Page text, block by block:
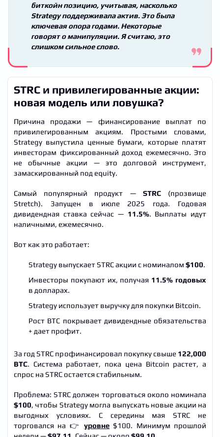
биткойн позицию, учитывая, насколько
Strategy поддерживала актив. Это была
ключевая опора годами. Некоторые
говорят о манипуляции. Я считаю, это
слишком сильное слово.
STRC и привилегированные акции:
новая модель или ловушка?
Причина продажи — финансирование выплат по
привилегированным акциям. Простыми словами,
Strategy выпустила ценные бумаги, которые платят
инвесторам фиксированный доход ежемесячно. Это
не обычные акции — это долговой инструмент,
замаскированный под equity.
Самый популярный продукт — STRC(прозвище
Stretch). Запущен в июле 2025 года. Годовая
дивидендная ставка сейчас — 11.5%. Выплаты идут
наличными, ежемесячно.
Вот как это работает:
Strategy выпускает STRC акции с номиналом $100.
Инвесторы покупают их, получая 11.5% годовых
в долларах.
Strategy использует выручку для покупки Bitcoin.
Рост BTC покрывает дивидендные обязательства
+ дает профит.
За год STRC профинансировал покупку свыше 122,000
BTC. Система работает, пока цена Bitcoin растет, а
спрос на STRC остается стабильным.
Проблема: STRC должен торговаться около номинала
$100, чтобы Strategy могла выпускать новые акции на
выгодных условиях. С середины мая STRC не
торговался на 👉уровне $100. Минимум прошлой